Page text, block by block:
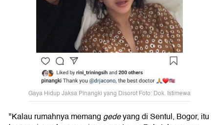
Gaya Hidup Jaksa Pinangki yang Disorot Foto: Dok. Istimewa
"Kalau rumahnya memanggedeyang di Sentul, Bogor, itu